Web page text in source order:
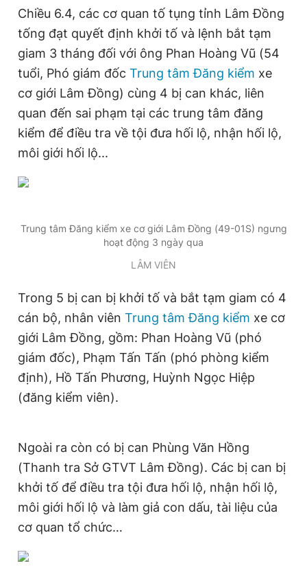
Sản phẩm khác
Tiện ích Bạn cần biết
Thông tin tòa soạn Liên hệ quảng cáo
Đọc Thanh Niên trên điện thoại
Hotline
0906 645 777
Liên hệ quảng cáo
0908 780 404
Đặt báo Quảng cáo RSS Tòa soạn Chính sách bảo
Tổng biên tập: Nguyễn Ngọc Toàn
Phó tổng biên tập thường trực: Hải Thành
Phó tổng biên tập: Lâm Hiếu Dũng
Giấy phép xuất bản số 110/GP - BTTTT cấp ngày 24.3.2020
© 2003-2026 Bản quyền thuộc về Báo Thanh Niên. Cấm sao
chép dưới mọi hình thức nếu không có sự chấp thuận bằng văn
bản. Phát triển bởi ePi Technologies, JSC.
Chiều 6.4, các cơ quan tố tụng tỉnh Lâm Đồng
tống đạt quyết định khởi tố và lệnh bắt tạm
giam 3 tháng đối với ông Phan Hoàng Vũ (54
tuổi, Phó giám đốc Trung tâm Đăng kiểm xe
cơ giới Lâm Đồng) cùng 4 bị can khác, liên
quan đến sai phạm tại các trung tâm đăng
kiểm để điều tra về tội đưa hối lộ, nhận hối lộ,
môi giới hối lộ...
Trung tâm Đăng kiểm xe cơ giới Lâm Đồng (49-01S) ngưng
hoạt động 3 ngày qua
LÂM VIÊN
Trong 5 bị can bị khởi tố và bắt tạm giam có 4
cán bộ, nhân viên Trung tâm Đăng kiểm xe cơ
giới Lâm Đồng, gồm: Phan Hoàng Vũ (phó
giám đốc), Phạm Tấn Tấn (phó phòng kiểm
định), Hồ Tấn Phương, Huỳnh Ngọc Hiệp
(đăng kiểm viên).
Ngoài ra còn có bị can Phùng Văn Hồng
(Thanh tra Sở GTVT Lâm Đồng). Các bị can bị
khởi tố để điều tra tội đưa hối lộ, nhận hối lộ,
môi giới hối lộ và làm giả con dấu, tài liệu của
cơ quan tổ chức…